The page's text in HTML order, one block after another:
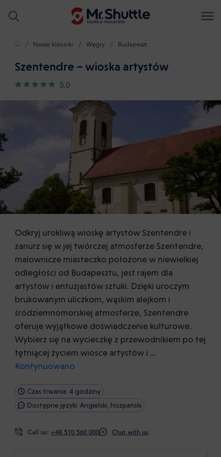
Strona główna
Nasze kierunki Węgry Budapeszt
Szentendre – wioska artystów
5.0
Odkryj urokliwą wioskę artystów Szentendre i
zanurz się w jej twórczej atmosferze Szentendre,
malownicze miasteczko położone w niewielkiej
odległości od Budapesztu, jest rajem dla
artystów i entuzjastów sztuki. Dzięki uroczym
brukowanym uliczkom, wąskim alejkom i
śródziemnomorskiej atmosferze, Szentendre
oferuje wyjątkowe doświadczenie kulturowe.
Wybierz się na wycieczkę z przewodnikiem po tej
tętniącej życiem wiosce artystów i …
Kontynuowano
Czas trwania: 4 godziny
Dostępne języki: Angielski, hiszpański
Call us: +48 510 560 000 Chat with us